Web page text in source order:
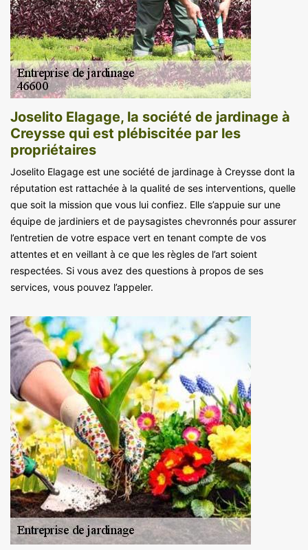
Joselito Elagage, la société de jardinage à
Creysse qui est plébiscitée par les
propriétaires
Joselito Elagage est une société de jardinage à Creysse dont la
réputation est rattachée à la qualité de ses interventions, quelle
que soit la mission que vous lui confiez. Elle s’appuie sur une
équipe de jardiniers et de paysagistes chevronnés pour assurer
l’entretien de votre espace vert en tenant compte de vos
attentes et en veillant à ce que les règles de l’art soient
respectées. Si vous avez des questions à propos de ses
services, vous pouvez l’appeler.